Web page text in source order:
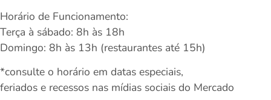
Horário de Funcionamento:
Terça à sábado: 8h às 18h
Domingo: 8h às 13h (restaurantes até 15h)
*consulte o horário em datas especiais,
feriados e recessos nas mídias sociais do Mercado